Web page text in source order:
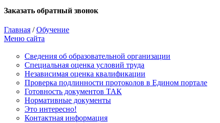
Заказать обратный звонок
Главная /Обучение
Меню сайта
Сведения об образовательной организации
Cпециальная оценка условий труда
Независимая оценка квалификации
Проверка подлинности протоколов в Едином портале
Готовность документов ТАК
Нормативные документы
Это интересно!
Контактная информация